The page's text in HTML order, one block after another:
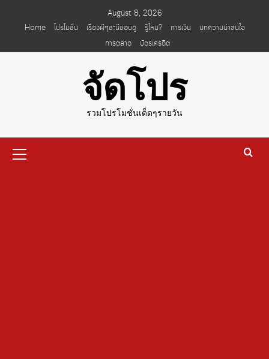
August 8, 2026
Home
โปรโมชั่น เรื่องผีๆชะนีชอบดู รู้ไหม? การเงิน
บทความน่าสนใจ
การตลาด
บัตรเครดิต
จัดโปร
รวมโปรโมชั่นเด็ดๆรายวัน
Menu